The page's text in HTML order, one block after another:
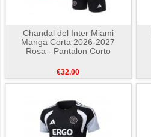
Chandal del Inter Miami
Manga Corta 2026-2027
Rosa - Pantalon Corto
€32.00